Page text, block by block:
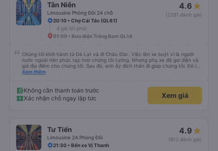
Tân Niên
Limousine Phòng Đôi 24 chỗ
4.6
(2281 đánh giá)
20:10 • Chợ Cái Tắc (QL61)
4 giờ 50 phút
01:00 • Bưu điện Trảng Bom QL1A
Chúng tôi khởi hành từ Đà Lạt và đi Châu Đức. Việc lên xe buýt vì là người
nước ngoài nên phức tạp hơn chúng tôi tưởng. Nhưng phụ xe đã gọi điện và
gửi địa điểm cho chúng tôi. Sau đó, anh ấy đích thân đi giúp chúng tôi. Đó là
lần đầu tiên đi xe giường nằm với hai đứa trẻ nhỏ khá thú vị. Chúng tôi không
điểm dừng, họ đánh thức chúng tôi dậy và đảm bảo chúng tôi đã sẵn sàng.
Nhìn chung, đó là một trải nghiệm tốt. Mỗi giường đều có gối và chăn, và đủ
chỗ cho 1 người lớn và 1 trẻ em nằm thoải mái.
Xem thêm
Không cần thanh toán trước
Xác nhận chỗ ngay lập tức
Xem giá
Tư Tiến
Limousine 24 Phòng Đôi
4.9
(812 đánh giá)
21:30 • Bến xe Vị Thanh